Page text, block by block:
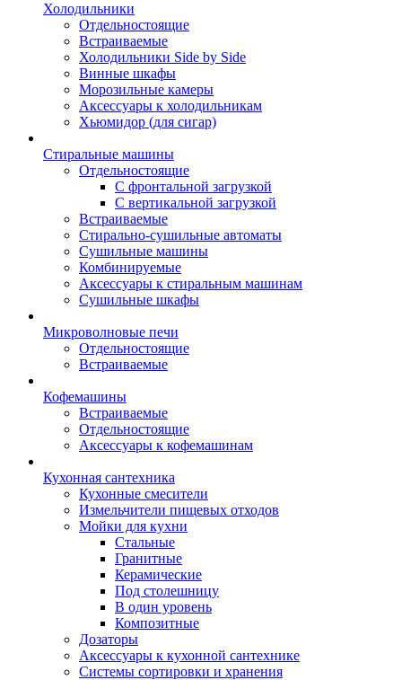
Холодильники
Отдельностоящие
Встраиваемые
Холодильники Side by Side
Винные шкафы
Морозильные камеры
Аксессуары к холодильникам
Хьюмидор (для сигар)
Стиральные машины
Отдельностоящие
С фронтальной загрузкой
С вертикальной загрузкой
Встраиваемые
Стирально-сушильные автоматы
Сушильные машины
Комбинируемые
Аксессуары к стиральным машинам
Сушильные шкафы
Микроволновые печи
Отдельностоящие
Встраиваемые
Кофемашины
Встраиваемые
Отдельностоящие
Аксессуары к кофемашинам
Кухонная сантехника
Кухонные смесители
Измельчители пищевых отходов
Мойки для кухни
Стальные
Гранитные
Керамические
Под столешницу
В один уровень
Композитные
Дозаторы
Аксессуары к кухонной сантехнике
Системы сортировки и хранения